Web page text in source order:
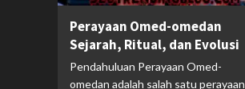
Perayaan Omed-omedan
Sejarah, Ritual, dan Evolusi
Pendahuluan Perayaan Omed-
omedan adalah salah satu perayaan